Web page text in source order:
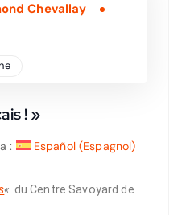
Chevallay
! »
: Español(Espagnol)
« du Centre Savoyard de